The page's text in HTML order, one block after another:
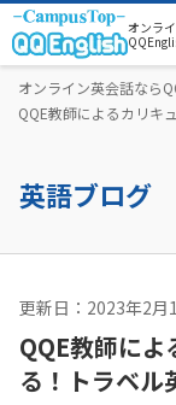
オンラ
オンライン英会話なら
QQE教師によるカリキ
英語ブログ
更新日：2023年2月
QQE教師に
る！トラベル